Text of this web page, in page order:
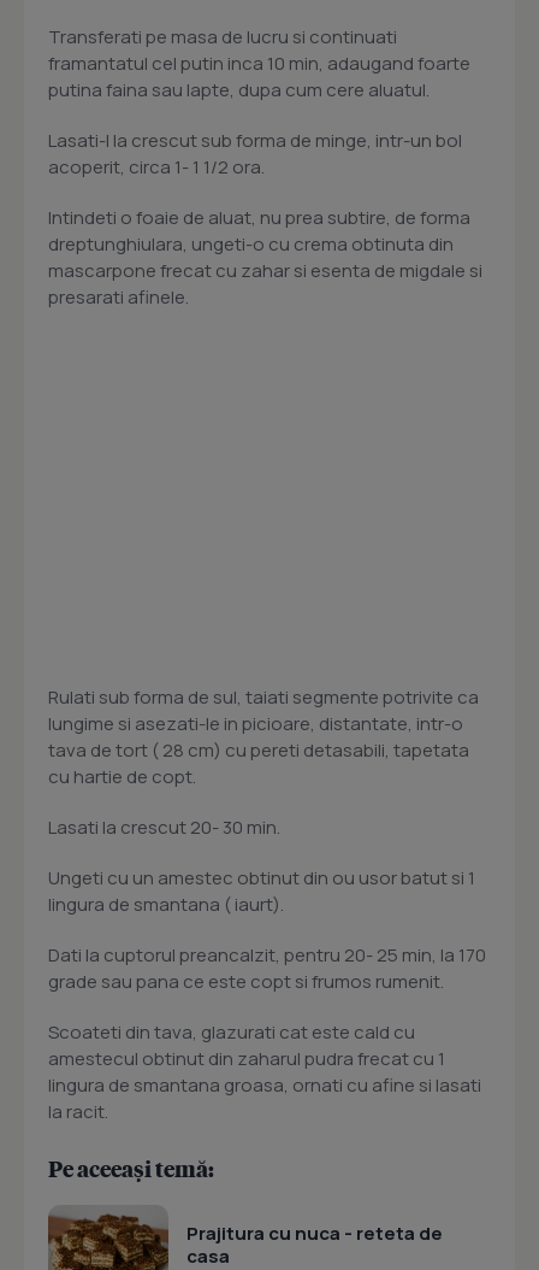
Transferati pe masa de lucru si continuati
framantatul cel putin inca 10 min, adaugand foarte
putina faina sau lapte, dupa cum cere aluatul.
Lasati-l la crescut sub forma de minge, intr-un bol
acoperit, circa 1- 1 1/2 ora.
Intindeti o foaie de aluat, nu prea subtire, de forma
dreptunghiulara, ungeti-o cu crema obtinuta din
mascarpone frecat cu zahar si esenta de migdale si
presarati afinele.
Rulati sub forma de sul, taiati segmente potrivite ca
lungime si asezati-le in picioare, distantate, intr-o
tava de tort ( 28 cm) cu pereti detasabili, tapetata
cu hartie de copt.
Lasati la crescut 20- 30 min.
Ungeti cu un amestec obtinut din ou usor batut si 1
lingura de smantana ( iaurt).
Dati la cuptorul preancalzit, pentru 20- 25 min, la 170
grade sau pana ce este copt si frumos rumenit.
Scoateti din tava, glazurati cat este cald cu
amestecul obtinut din zaharul pudra frecat cu 1
lingura de smantana groasa, ornati cu afine si lasati
la racit.
Pe aceeași temă:
Prajitura cu nuca - reteta de
casa